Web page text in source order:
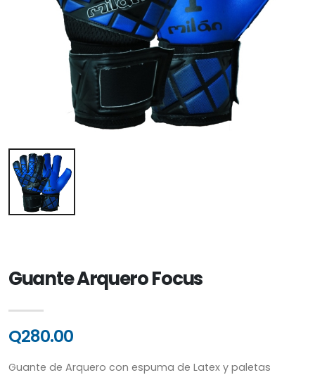
Guante Arquero Focus
Q280.00
Guante de Arquero con espuma de Latex y paletas